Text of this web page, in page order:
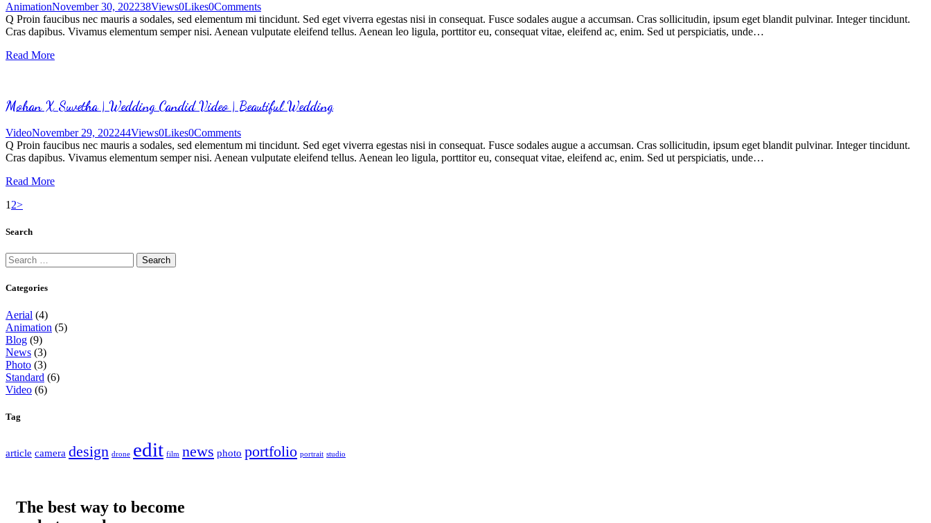
AnimationNovember 30, 202238Views0Likes0Comments
Q Proin faucibus nec mauris a sodales, sed elementum mi tincidunt. Sed eget viverra egestas nisi in consequat. Fusce sodales augue a accumsan. Cras sollicitudin, ipsum eget blandit pulvinar. Integer tincidunt.
Cras dapibus. Vivamus elementum semper nisi. Aenean vulputate eleifend tellus. Aenean leo ligula, porttitor eu, consequat vitae, eleifend ac, enim. Sed ut perspiciatis, unde…
Read More
Mohan X Suvetha | Wedding Candid Video | Beautiful Wedding
VideoNovember 29, 202244Views0Likes0Comments
Q Proin faucibus nec mauris a sodales, sed elementum mi tincidunt. Sed eget viverra egestas nisi in consequat. Fusce sodales augue a accumsan. Cras sollicitudin, ipsum eget blandit pulvinar. Integer tincidunt.
Cras dapibus. Vivamus elementum semper nisi. Aenean vulputate eleifend tellus. Aenean leo ligula, porttitor eu, consequat vitae, eleifend ac, enim. Sed ut perspiciatis, unde…
Read More
1 2>
Search
Categories
Aerial (4)
Animation (5)
Blog (9)
News (3)
Photo (3)
Standard (6)
Video (6)
Tag
article camera design drone edit film news photo portfolio portrait studio
The best way to become